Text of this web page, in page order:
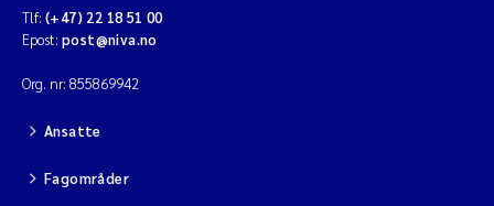
Tlf: (+47) 22 18 51 00
Epost: post@niva.no
Org. nr: 855869942
Ansatte
Fagområder